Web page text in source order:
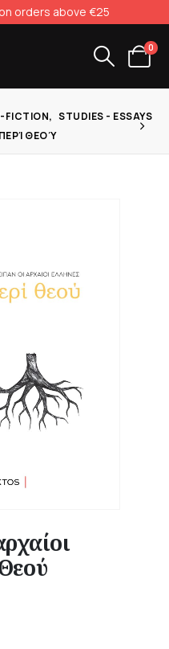
orders above €25
0
FICTION, STUDIES - ESSAYS
ΘΕΟΎ